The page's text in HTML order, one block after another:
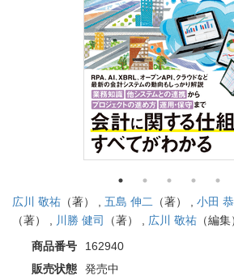
広川 敬祐 （著） , 五島 伸二 （著） , 小田
（著） ,
川勝 健司 （著） , 広川 敬祐 （編集
商品番号
162940
販売状態
発売中